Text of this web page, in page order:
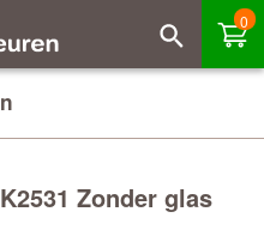
0
Zonder glas